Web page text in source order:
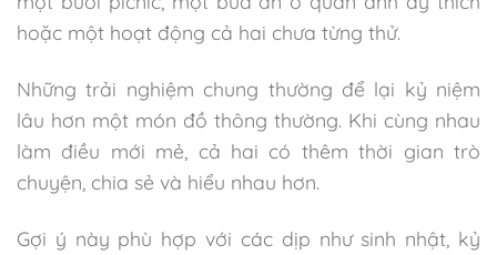
hoặc một hoạt động cả hai chưa từng thử.
Những trải nghiệm chung thường để lại kỷ niệm
lâu hơn một món đồ thông thường. Khi cùng nhau
làm điều mới mẻ, cả hai có thêm thời gian trò
chuyện, chia sẻ và hiểu nhau hơn.
Gợi ý này phù hợp với các dịp như sinh nhật, kỷ